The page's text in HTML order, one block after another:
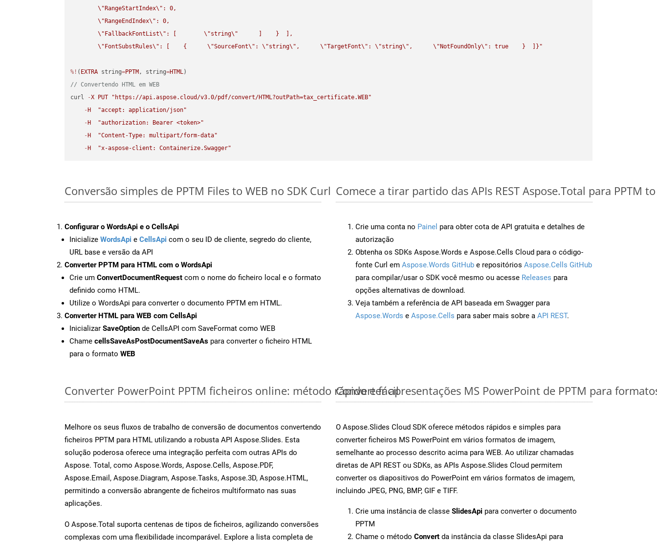
\" RangeStartIndex\" : 0,
\" RangeEndIndex\" : 0,
\" FallbackFontList\" : [ \"string\"
      ]    }  ],
\" FontSubstRules\" : [    { \"SourceFont\" : \"string\" , \"TargetFont\" : \"string\" , \" NotFoundOnly\" : true    }  ]}"
%! ( EXTRA string=PPTM , string=HTML
// Convertendo HTML em WEB
curl
-X PUT
"https://api.aspose.cloud/v3.0/pdf/convert/HTML?outPath=tax_certificate.WEB"
- H
"accept: application/json"
- H
"authorization: Bearer <token>"
- H
"Content-Type: multipart/form-data"
- H "x-aspose-client: Containerize.Swagger"
Conversão simples de PPTM Files to WEB no SDK Curl
Configurar o WordsApi e o CellsApi
Inicialize WordsApi e CellsApi com o seu ID de cliente, segredo do cliente,
URL base e versão da API
Converter PPTM para HTML com o WordsApi
Crie um ConvertDocumentRequest com o nome do ficheiro local e o formato
definido como HTML.
Utilize o WordsApi para converter o documento PPTM em HTML.
Converter HTML para WEB com CellsApi
Inicializar SaveOption de CellsAPI com SaveFormat como WEB
Chame cellsSaveAsPostDocumentSaveAs para converter o ficheiro HTML
para o formato WEB
Comece a tirar partido das APIs REST Aspose.Total para PPTM to
Crie uma conta no Painel para obter cota de API gratuita e detalhes de
autorização
Obtenha os SDKs Aspose.Words e Aspose.Cells Cloud para o código-
fonte Curl em Aspose.Words GitHub e repositórios Aspose.Cells GitHub
para compilar/usar o SDK você mesmo ou acesse Releases para
opções alternativas de download.
Veja também a referência de API baseada em Swagger para
Aspose.Words e Aspose.Cells para saber mais sobre a API REST.
Converter PowerPoint PPTM ficheiros online: método rápido e fácil
Melhore os seus fluxos de trabalho de conversão de documentos convertendo
ficheiros PPTM para HTML utilizando a robusta API Aspose.Slides. Esta
solução poderosa oferece uma integração perfeita com outras APIs do
Aspose. Total, como Aspose.Words, Aspose.Cells, Aspose.PDF,
Aspose.Email, Aspose.Diagram, Aspose.Tasks, Aspose.3D, Aspose.HTML,
permitindo a conversão abrangente de ficheiros multiformato nas suas
aplicações.
O Aspose.Total suporta centenas de tipos de ficheiros, agilizando conversões
complexas com uma flexibilidade incomparável. Explore a lista completa de
Converter apresentações MS PowerPoint de PPTM para
O Aspose.Slides Cloud SDK oferece métodos rápidos e simples para
converter ficheiros MS PowerPoint em vários formatos de imagem,
semelhante ao processo descrito acima para WEB. Ao utilizar chamadas
diretas de API REST ou SDKs, as APIs Aspose.Slides Cloud permitem
converter os diapositivos do PowerPoint em vários formatos de imagem,
incluindo JPEG, PNG, BMP, GIF e TIFF.
Crie uma instância de classe SlidesApi para converter o documento
PPTM
Chame o método Convert da instância da classe SlidesApi para